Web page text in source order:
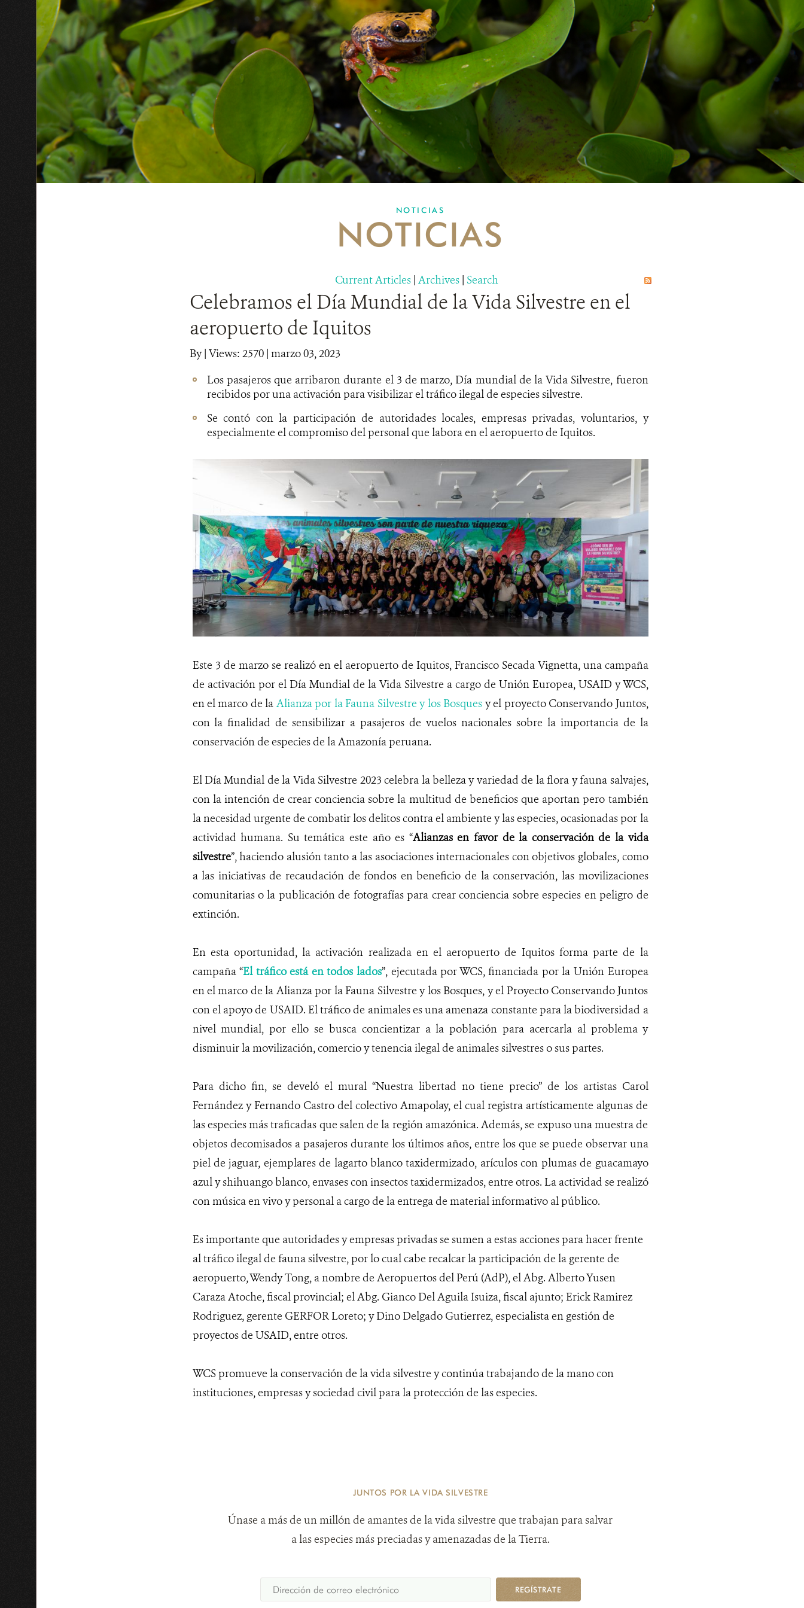
NOTICIAS
NOTICIAS
Current Articles | Archives | Search
Celebramos el Día Mundial de la Vida Silvestre en el
aeropuerto de Iquitos
By| Views: 2570| marzo 03, 2023
Los pasajeros que arribaron durante el 3 de marzo, Día mundial de la Vida Silvestre, fueron
recibidos por una activación para visibilizar el tráfico ilegal de especies silvestre.
Se contó con la participación de autoridades locales, empresas privadas, voluntarios, y
especialmente el compromiso del personal que labora en el aeropuerto de Iquitos.
Este 3 de marzo se realizó en el aeropuerto de Iquitos, Francisco Secada Vignetta, una campaña
de activación por el Día Mundial de la Vida Silvestre a cargo de Unión Europea, USAID y WCS,
en el marco de la Alianza por la Fauna Silvestre y los Bosques y el proyecto Conservando Juntos,
con la finalidad de sensibilizar a pasajeros de vuelos nacionales sobre la importancia de la
conservación de especies de la Amazonía peruana.
El Día Mundial de la Vida Silvestre 2023 celebra la belleza y variedad de la flora y fauna salvajes,
con la intención de crear conciencia sobre la multitud de beneficios que aportan pero también
la necesidad urgente de combatir los delitos contra el ambiente y las especies, ocasionadas por la
actividad humana. Su temática este año es “Alianzas en favor de la conservación de la vida
silvestre”, haciendo alusión tanto a las asociaciones internacionales con objetivos globales, como
a las iniciativas de recaudación de fondos en beneficio de la conservación, las movilizaciones
comunitarias o la publicación de fotografías para crear conciencia sobre especies en peligro de
extinción.
En esta oportunidad, la activación realizada en el aeropuerto de Iquitos forma parte de la
campaña “El tráfico está en todos lados”, ejecutada por WCS, financiada por la Unión Europea
en el marco de la Alianza por la Fauna Silvestre y los Bosques, y el Proyecto Conservando Juntos
con el apoyo de USAID. El tráfico de animales es una amenaza constante para la biodiversidad a
nivel mundial, por ello se busca concientizar a la población para acercarla al problema y
disminuir la movilización, comercio y tenencia ilegal de animales silvestres o sus partes.
Para dicho fin, se develó el mural “Nuestra libertad no tiene precio” de los artistas Carol
Fernández y Fernando Castro del colectivo Amapolay, el cual registra artísticamente algunas de
las especies más traficadas que salen de la región amazónica. Además, se expuso una muestra de
objetos decomisados a pasajeros durante los últimos años, entre los que se puede observar una
piel de jaguar, ejemplares de lagarto blanco taxidermizado, arículos con plumas de guacamayo
azul y shihuango blanco, envases con insectos taxidermizados, entre otros. La actividad se realizó
con música en vivo y personal a cargo de la entrega de material informativo al público.
Es importante que autoridades y empresas privadas se sumen a estas acciones para hacer frente
al tráfico ilegal de fauna silvestre, por lo cual cabe recalcar la participación de la gerente de
aeropuerto, Wendy Tong, a nombre de Aeropuertos del Perú (AdP), el Abg. Alberto Yusen
Caraza Atoche, fiscal provincial; el Abg. Gianco Del Aguila Isuiza, fiscal ajunto; Erick Ramirez
Rodriguez, gerente GERFOR Loreto; y Dino Delgado Gutierrez, especialista en gestión de
proyectos de USAID, entre otros.
WCS promueve la conservación de la vida silvestre y continúa trabajando de la mano con
instituciones, empresas y sociedad civil para la protección de las especies.
JUNTOS POR LA VIDA SILVESTRE
Únase a más de un millón de amantes de la vida silvestre que trabajan para salvar
a las especies más preciadas y amenazadas de la Tierra.
REGÍSTRATE